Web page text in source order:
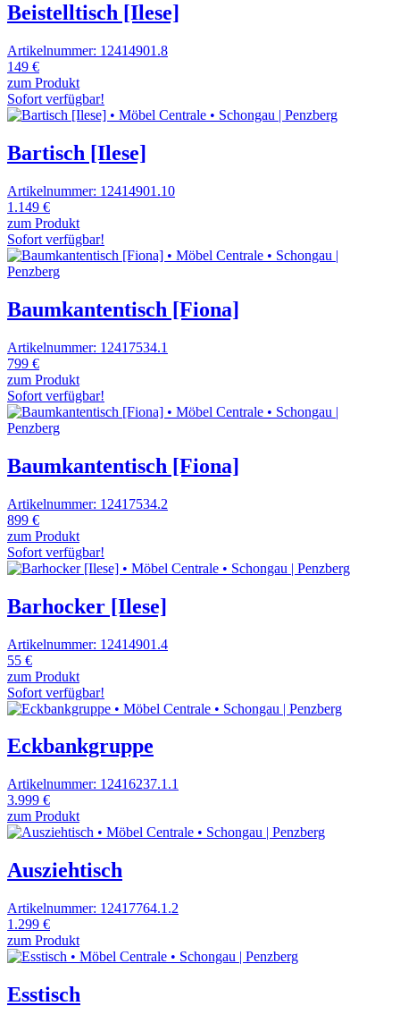
Beistelltisch [Ilese]
Artikelnummer: 12414901.8
149 €
zum Produkt
Sofort verfügbar!
Bartisch [Ilese]
Artikelnummer: 12414901.10
1.149 €
zum Produkt
Sofort verfügbar!
Baumkantentisch [Fiona]
Artikelnummer: 12417534.1
799 €
zum Produkt
Sofort verfügbar!
Baumkantentisch [Fiona]
Artikelnummer: 12417534.2
899 €
zum Produkt
Sofort verfügbar!
Barhocker [Ilese]
Artikelnummer: 12414901.4
55 €
zum Produkt
Sofort verfügbar!
Eckbankgruppe
Artikelnummer: 12416237.1.1
3.999 €
zum Produkt
Ausziehtisch
Artikelnummer: 12417764.1.2
1.299 €
zum Produkt
Esstisch